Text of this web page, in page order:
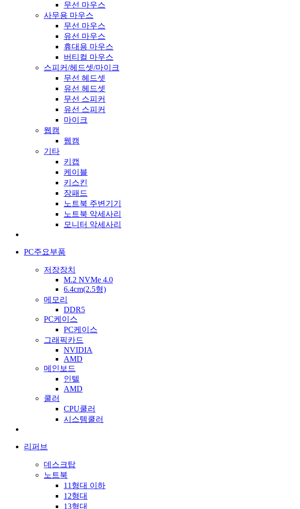
무선 마우스
사무용 마우스
무선 마우스
유선 마우스
휴대용 마우스
버티컬 마우스
스피커/헤드셋/마이크
무선 헤드셋
유선 헤드셋
무선 스피커
유선 스피커
마이크
웹캠
웹캠
기타
키캡
케이블
키스킨
장패드
노트북 주변기기
노트북 악세사리
모니터 악세사리
PC주요부품
저장장치
M.2 NVMe 4.0
6.4cm(2.5형)
메모리
DDR5
PC케이스
PC케이스
그래픽카드
NVIDIA
AMD
메인보드
인텔
AMD
쿨러
CPU쿨러
시스템쿨러
리퍼브
데스크탑
노트북
11형대 이하
12형대
13형대